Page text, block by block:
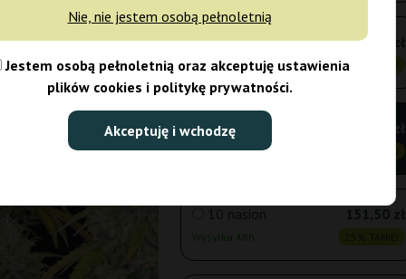
Nie, nie jestem osobą pełnoletnią
Jestem osobą pełnoletnią oraz akceptuję ustawienia
plików cookies i politykę prywatności.
Akceptuję i wchodzę
3 nasiona
Wysyłka 48h
57,00 zł
25% TANIEJ
5 nasion
Wysyłka 24h
84,75 zł
10 nasion
Wysyłka 48h
151,50 zł